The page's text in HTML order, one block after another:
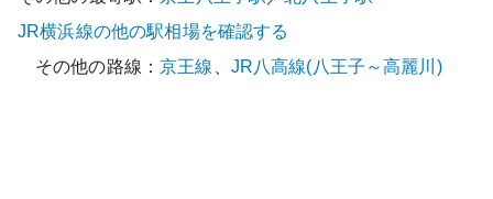
JR横浜線の他の駅相場を確認する
その他の路線：京王線 JR八高線(八王子～高麗川)